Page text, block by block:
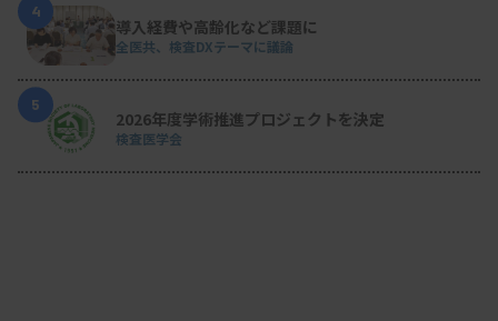
4
導入経費や高齢化など課題に
全医共、検査DXテーマに議論
5
2026年度学術推進プロジェクトを決定
検査医学会